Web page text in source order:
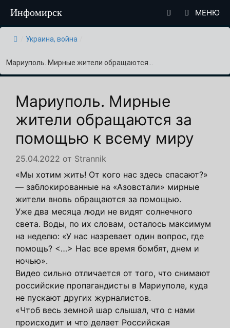
содержимому
Инфомирск МЕНЮ
Украина, война
Мариуполь. Мирные жители обращаются...
Мариуполь. Мирные
жители обращаются за
помощью к всему миру
25.04.2022 от Strannik
«Мы хотим жить! От кого нас здесь спасают?»
— заблокированные на «Азовстали» мирные
жители вновь обращаются за помощью.
Уже два месяца люди не видят солнечного
света. Воды, по их словам, осталось максимум
на неделю: «У нас назревает один вопрос, где
помощь? <…> Нас все время бомбят, днем и
ночью».
Видео сильно отличается от того, что снимают
российские пропагандисты в Мариуполе, куда
не пускают других журналистов.
«Чтоб весь земной шар слышал, что с нами
происходит и что делает Российская